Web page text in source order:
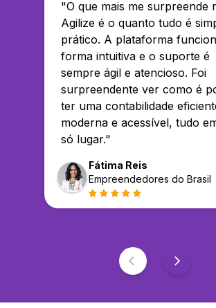
"O que mais me surpreende
Agilize é o quanto tudo é
prático. A plataforma
forma intuitiva e o suporte é
sempre ágil e atencioso. Foi
surpreendente ver como é
ter uma contabilidade
moderna e acessível, tudo
só lugar."
Fátima Reis
Empreendedores do Brasil